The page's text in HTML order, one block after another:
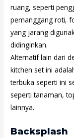
ruang, seperti
pemanggang roti,
yang jarang
didinginkan.
Alternatif lain dari
kitchen set ini
terbuka seperti ini
seperti tanaman,
lainnya.
Backsplash